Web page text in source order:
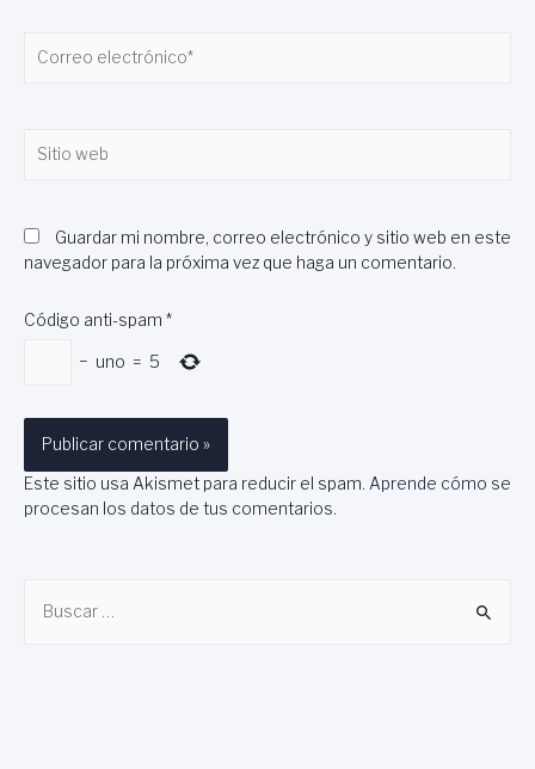
electrónico*
web
Guardar mi nombre, correo electrónico y sitio web en este
navegador para la próxima vez que haga un comentario.
Código anti-spam *
− uno = 5
Este sitio usa Akismet para reducir el spam. Aprende cómo se
procesan los datos de tus comentarios.